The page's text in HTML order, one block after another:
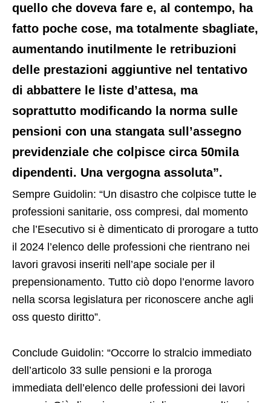
quello che doveva fare e, al contempo, ha
fatto poche cose, ma totalmente sbagliate,
aumentando inutilmente le retribuzioni
delle prestazioni aggiuntive nel tentativo
di abbattere le liste d’attesa, ma
soprattutto modificando la norma sulle
pensioni con una stangata sull’assegno
previdenziale che colpisce circa 50mila
dipendenti. Una vergogna assoluta”.
Sempre Guidolin: “Un disastro che colpisce tutte le
professioni sanitarie, oss compresi, dal momento
che l’Esecutivo si è dimenticato di prorogare a tutto
il 2024 l’elenco delle professioni che rientrano nei
lavori gravosi inseriti nell’ape sociale per il
prepensionamento. Tutto ciò dopo l’enorme lavoro
nella scorsa legislatura per riconoscere anche agli
oss questo diritto”.
Conclude Guidolin: “Occorre lo stralcio immediato
dell’articolo 33 sulle pensioni e la proroga
immediata dell’elenco delle professioni dei lavori